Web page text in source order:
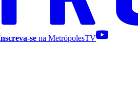
se na MetrópolesTV